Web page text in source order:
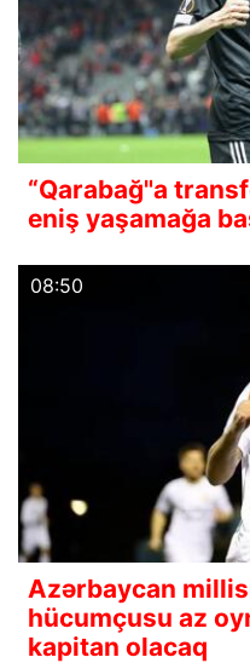
“Qarabağ"a
eniş yaşamağa
08:50
Azərbaycan
hücumçusu az
kapitan olacaq